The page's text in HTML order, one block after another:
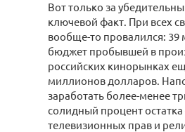
Вот только за
ключевой факт. При всех
вообще-то провалился: 39
бюджет пробывшей в
российских кинорынках
миллионов долларов.
заработать более-менее
солидный процент
телевизионных прав и